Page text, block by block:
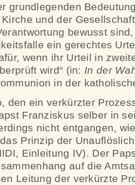
grundlegenden
und der
bewusst
ein gerechtes
wenn ihr Urteil in
wird“ (in: In der
in der
den ein verkürzter
Franziskus selber in
nicht entgangen,
Prinzip der
Einleitung IV). Der
auf die
Leitung der verkürzte